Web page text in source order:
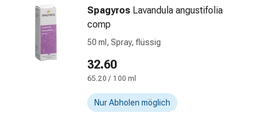
Blähungen
Verstopfung
Medizinische
Hautpflege
Ekzeme
Spagyros Lavandula angustifolia
comp
50 ml, Spray, flüssig
32.60
65.20 / 100 ml
Nur Abholen möglich